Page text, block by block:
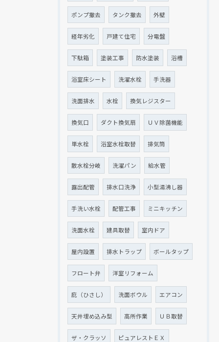
ポンプ撤去 タンク撤去 外壁
経年劣化 戸建て住宅 分電盤
下駄箱 塗装工事 防水塗装 浴槽
浴室床シート 洗濯水栓 手洗器
洗面排水 水栓 換気レジスター
換気口 ダクト換気扇 ＵＶ除菌機能
単水栓 浴室水栓取替 排気筒
散水栓分岐 洗濯パン 給水管
露出配管 排水口洗浄 小型湯沸し器
手洗い水栓 配管工事 ミニキッチン
洗面水栓 建具取替 室内ドア
屋内設置 排水トラップ ボールタップ
フロート弁 洋室リフォーム
庇（ひさし） 洗面ボウル エアコン
天井埋め込み型 高所作業 ＵＢ取替
ザ・クラッソ ピュアレストＥＸ